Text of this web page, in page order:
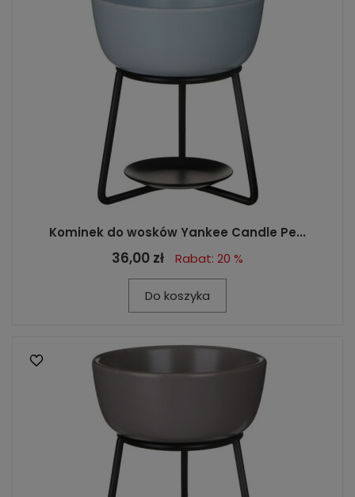
Kominek do wosków Yankee Candle Pe...
36,00 zł Rabat: 20 %
Do koszyka